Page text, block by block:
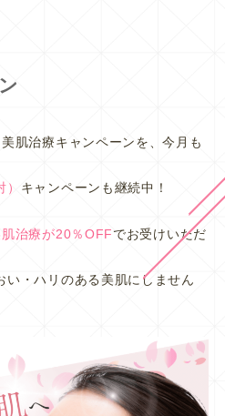
肌治療キャンペーンを、今月も
キャンペーンも継続中！
治療が20％OFFでお受けいただ
い・ハリのある美肌にしません